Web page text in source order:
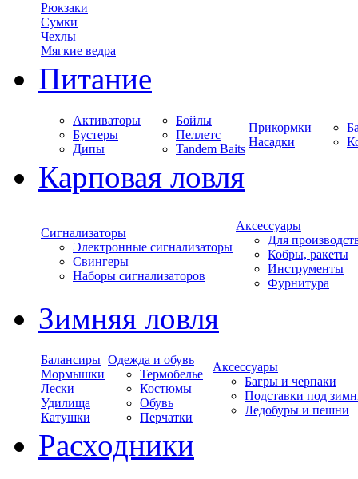
Рюкзаки
Сумки
Чехлы
Мягкие ведра
Питание
Активаторы
Бустеры
Дипы
Бойлы
Пеллетс
Tandem Baits
Прикормки
Насадки
Карповая ловля
Сигнализаторы
Электронные сигнализаторы
Свингеры
Наборы сигнализаторов
Аксессуары
Для
Кобры, ракеты
Инструменты
Фурнитура
Зимняя ловля
Балансиры
Мормышки
Лески
Удилища
Катушки
Одежда и обувь
Термобелье
Костюмы
Обувь
Перчатки
Аксессуары
Багры и черпаки
Подставки под
Ледобуры и пешни
Расходники